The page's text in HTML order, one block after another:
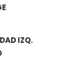
IZQ.